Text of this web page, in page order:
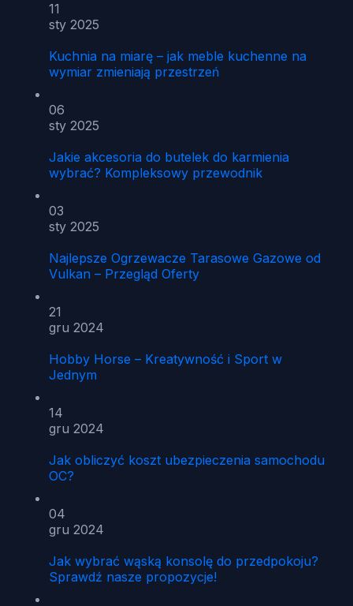
11
sty 2025
Kuchnia na miarę – jak meble kuchenne na
wymiar zmieniają przestrzeń
06
sty 2025
Jakie akcesoria do butelek do karmienia
wybrać? Kompleksowy przewodnik
03
sty 2025
Najlepsze Ogrzewacze Tarasowe Gazowe od
Vulkan – Przegląd Oferty
21
gru 2024
Hobby Horse – Kreatywność i Sport w
Jednym
14
gru 2024
Jak obliczyć koszt ubezpieczenia samochodu
OC?
04
gru 2024
Jak wybrać wąską konsolę do przedpokoju?
Sprawdź nasze propozycje!